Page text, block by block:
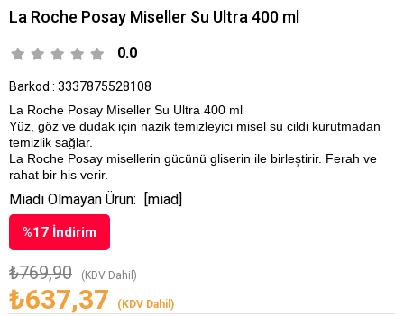
La Roche Posay Miseller Su Ultra 400 ml
0.0
Barkod : 3337875528108
La Roche Posay Miseller Su Ultra 400 ml
Yüz, göz ve dudak için nazik temizleyici misel su cildi kurutmadan
temizlik sağlar.
La Roche Posay misellerin gücünü gliserin ile birleştirir. Ferah ve
rahat bir his verir.
%17 İndirim
₺769,90 (KDV Dahil)
₺637,37 (KDV Dahil)
Miadı Olmayan Ürün: [miad]